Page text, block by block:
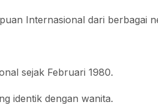
Internasional dari berbagai
sejak Februari 1980.
identik dengan wanita.